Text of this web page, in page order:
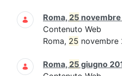
Roma, 25
Contenuto Web
Roma, 25 novembre
Roma, 25 giugno